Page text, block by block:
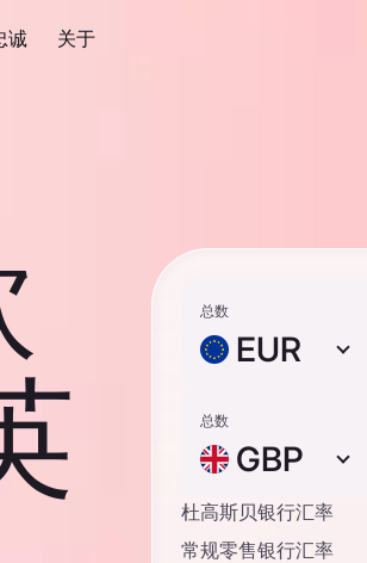
诚 关于
总数
EUR
总数
GBP
杜高斯贝银行汇率
常规零售银行汇率